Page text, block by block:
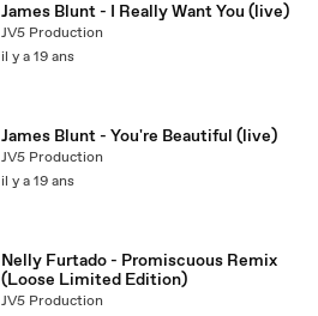
James Blunt - I Really Want You (live)
JV5 Production
il y a 19 ans
James Blunt - You're Beautiful (live)
JV5 Production
il y a 19 ans
Nelly Furtado - Promiscuous Remix
(Loose Limited Edition)
JV5 Production